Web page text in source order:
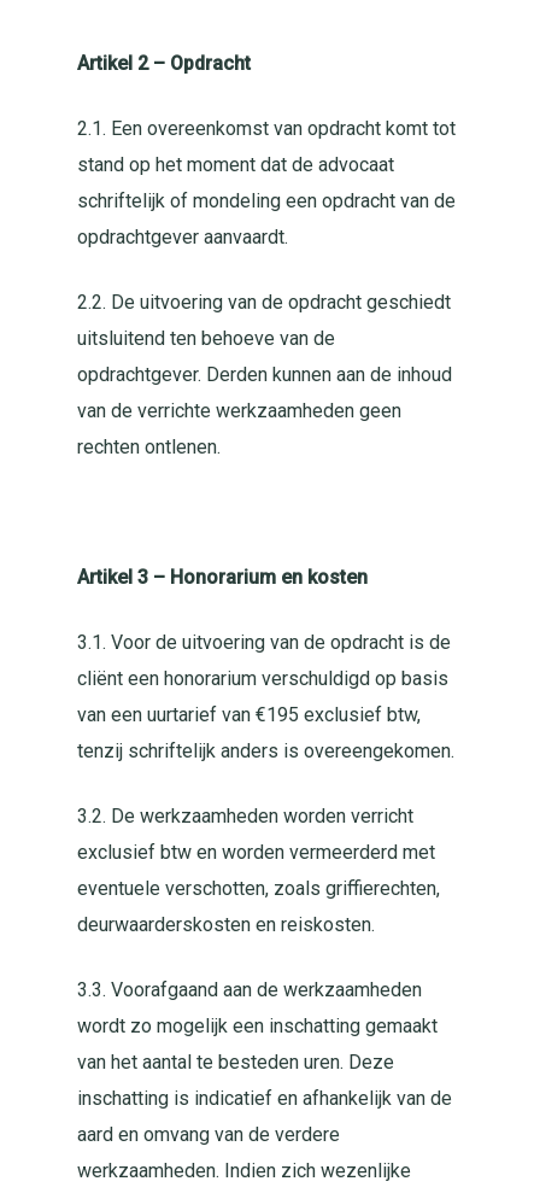
Artikel 2 – Opdracht
2.1. Een overeenkomst van opdracht komt tot
stand op het moment dat de advocaat
schriftelijk of mondeling een opdracht van de
opdrachtgever aanvaardt.
2.2. De uitvoering van de opdracht geschiedt
uitsluitend ten behoeve van de
opdrachtgever. Derden kunnen aan de inhoud
van de verrichte werkzaamheden geen
rechten ontlenen.
Artikel 3 – Honorarium en kosten
3.1. Voor de uitvoering van de opdracht is de
cliënt een honorarium verschuldigd op basis
van een uurtarief van €195 exclusief btw,
tenzij schriftelijk anders is overeengekomen.
3.2. De werkzaamheden worden verricht
exclusief btw en worden vermeerderd met
eventuele verschotten, zoals griffierechten,
deurwaarderskosten en reiskosten.
3.3. Voorafgaand aan de werkzaamheden
wordt zo mogelijk een inschatting gemaakt
van het aantal te besteden uren. Deze
inschatting is indicatief en afhankelijk van de
aard en omvang van de verdere
werkzaamheden. Indien zich wezenlijke